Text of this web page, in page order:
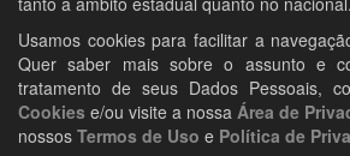
Usamos cookies para facilitar a
Quer saber mais sobre o assunto e
tratamento de seus Dados Pessoais,
Cookies e/ou visite a nossa Área de
nossos Termos de Uso e Política de